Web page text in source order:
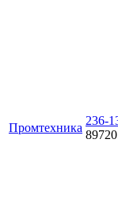
Промтехника
236-
89720